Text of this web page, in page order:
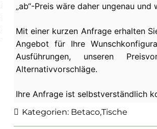
„ab“-Preis wäre daher ungenau
Mit einer kurzen Anfrage erhalten
Angebot für Ihre
Ausführungen, unseren
Alternativvorschläge.
Ihre Anfrage ist selbstverständlich
Kategorien: Betaco,Tische